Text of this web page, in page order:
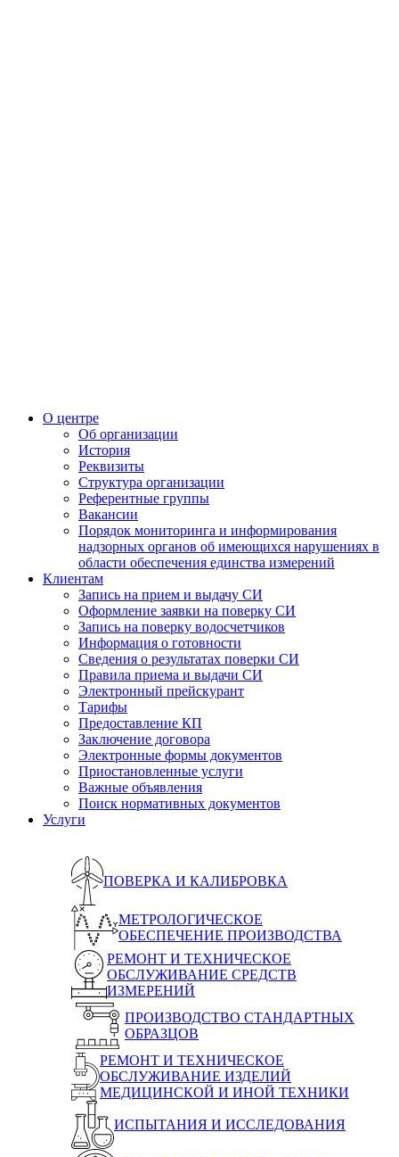
О центре
Об организации
История
Реквизиты
Структура организации
Референтные группы
Вакансии
Порядок мониторинга и информирования
надзорных органов об имеющихся нарушениях в
области обеспечения единства измерений
Клиентам
Запись на прием и выдачу СИ
Оформление заявки на поверку СИ
Запись на поверку водосчетчиков
Информация о готовности
Сведения о результатах поверки СИ
Правила приема и выдачи СИ
Электронный прейскурант
Тарифы
Предоставление КП
Заключение договора
Электронные формы документов
Приостановленные услуги
Важные объявления
Поиск нормативных документов
Услуги
ПОВЕРКА И КАЛИБРОВКА
МЕТРОЛОГИЧЕСКОЕ
ОБЕСПЕЧЕНИЕ ПРОИЗВОДСТВА
РЕМОНТ И ТЕХНИЧЕСКОЕ
ОБСЛУЖИВАНИЕ СРЕДСТВ
ИЗМЕРЕНИЙ
ПРОИЗВОДСТВО СТАНДАРТНЫХ
ОБРАЗЦОВ
РЕМОНТ И ТЕХНИЧЕСКОЕ
ОБСЛУЖИВАНИЕ ИЗДЕЛИЙ
МЕДИЦИНСКОЙ И ИНОЙ ТЕХНИКИ
ИСПЫТАНИЯ И ИССЛЕДОВАНИЯ